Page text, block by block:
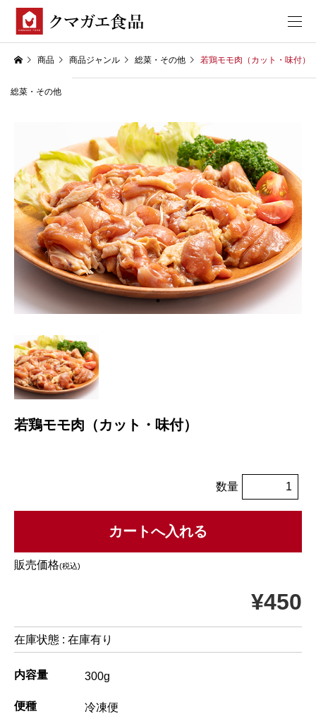
商品 商品ジャンル 総菜・その他 若鶏モモ肉（カット・味付）
総菜・その他
若鶏モモ肉（カット・味付）
販売価格(税込)
¥450
在庫状態 : 在庫有り
内容量 300g
便種 冷凍便
数量